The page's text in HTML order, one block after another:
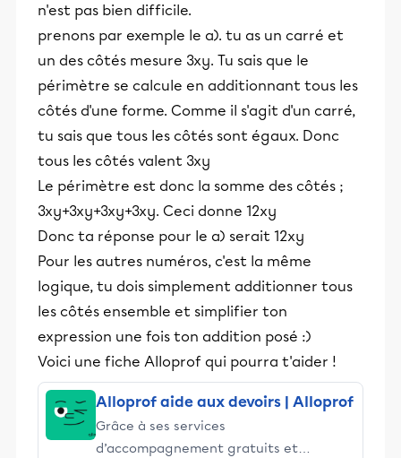
n'est pas bien difficile.
prenons par exemple le a). tu as un carré et
un des côtés mesure 3xy. Tu sais que le
périmètre se calcule en additionnant tous les
côtés d'une forme. Comme il s'agit d'un carré,
tu sais que tous les côtés sont égaux. Donc
tous les côtés valent 3xy
Le périmètre est donc la somme des côtés ;
3xy+3xy+3xy+3xy. Ceci donne 12xy
Donc ta réponse pour le a) serait 12xy
Pour les autres numéros, c'est la même
logique, tu dois simplement additionner tous
les côtés ensemble et simplifier ton
expression une fois ton addition posé :)
Voici une fiche Alloprof qui pourra t'aider !
Alloprof aide aux devoirs | Alloprof
Grâce à ses services
d’accompagnement gratuits et